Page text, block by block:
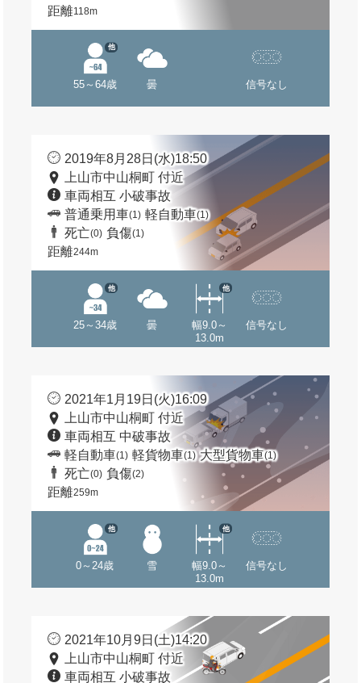
距離118m
55～64歳
他
曇 信号なし
2019年8月28日(水)18:50
上山市中山桐町 付近
車両相互 小破事故
普通乗用車(1) 軽自動車(1)
死亡(0) 負傷(1)
距離244m
25～34歳
他
曇
幅9.0～
13.0m
他
信号なし
2021年1月19日(火)16:09
上山市中山桐町 付近
車両相互 中破事故
軽自動車(1) 軽貨物車(1) 大型貨物車(1)
死亡(0) 負傷(2)
距離259m
0～24歳
他
雪
幅9.0～
13.0m
他
信号なし
2021年10月9日(土)14:20
上山市中山桐町 付近
車両相互 小破事故